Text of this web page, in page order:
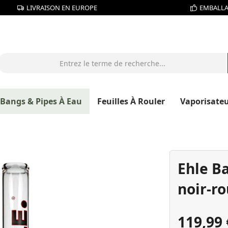
LIVRAISON EN EUROPE
Bangs & Pipes À Eau Feuilles À Rouler
Ehle
noir-
119,99